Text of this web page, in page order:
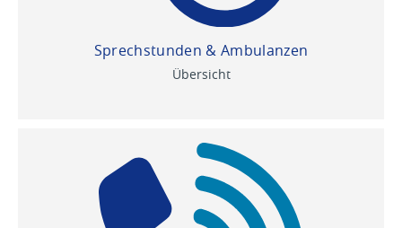
Sprechstunden & Ambulanzen
Übersicht